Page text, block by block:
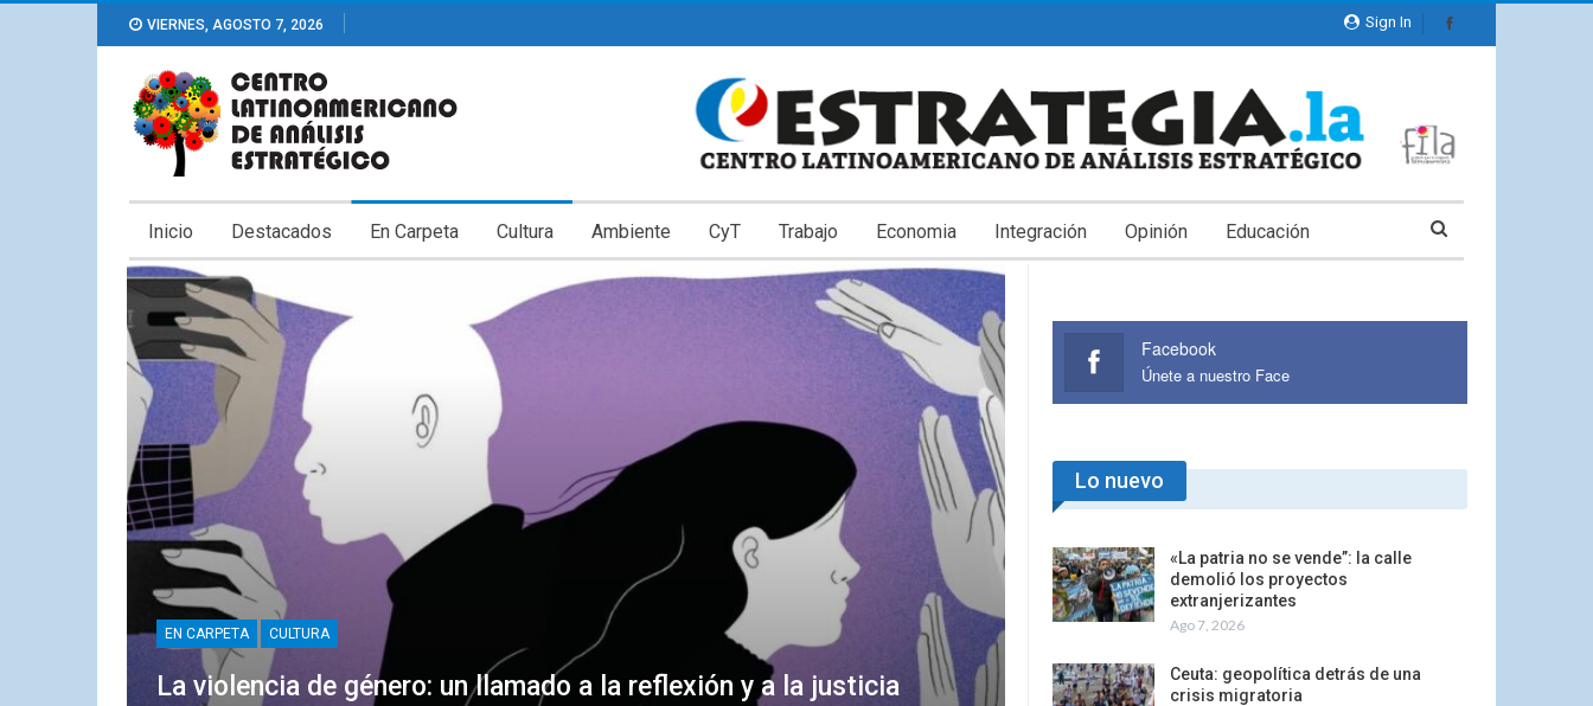
Sign In
VIERNES, AGOSTO 7, 2026
Inicio Destacados En Carpeta Cultura Ambiente CyT Trabajo Economia Integración Opinión Educación
EN CARPETA CULTURA
La violencia de género: un llamado a la reflexión y a la justicia
Facebook
Únete a nuestro Face
Lo nuevo
«La patria no se vende”: la calle
demolió los proyectos
extranjerizantes
Ago 7, 2026
Ceuta: geopolítica detrás de una
crisis migratoria